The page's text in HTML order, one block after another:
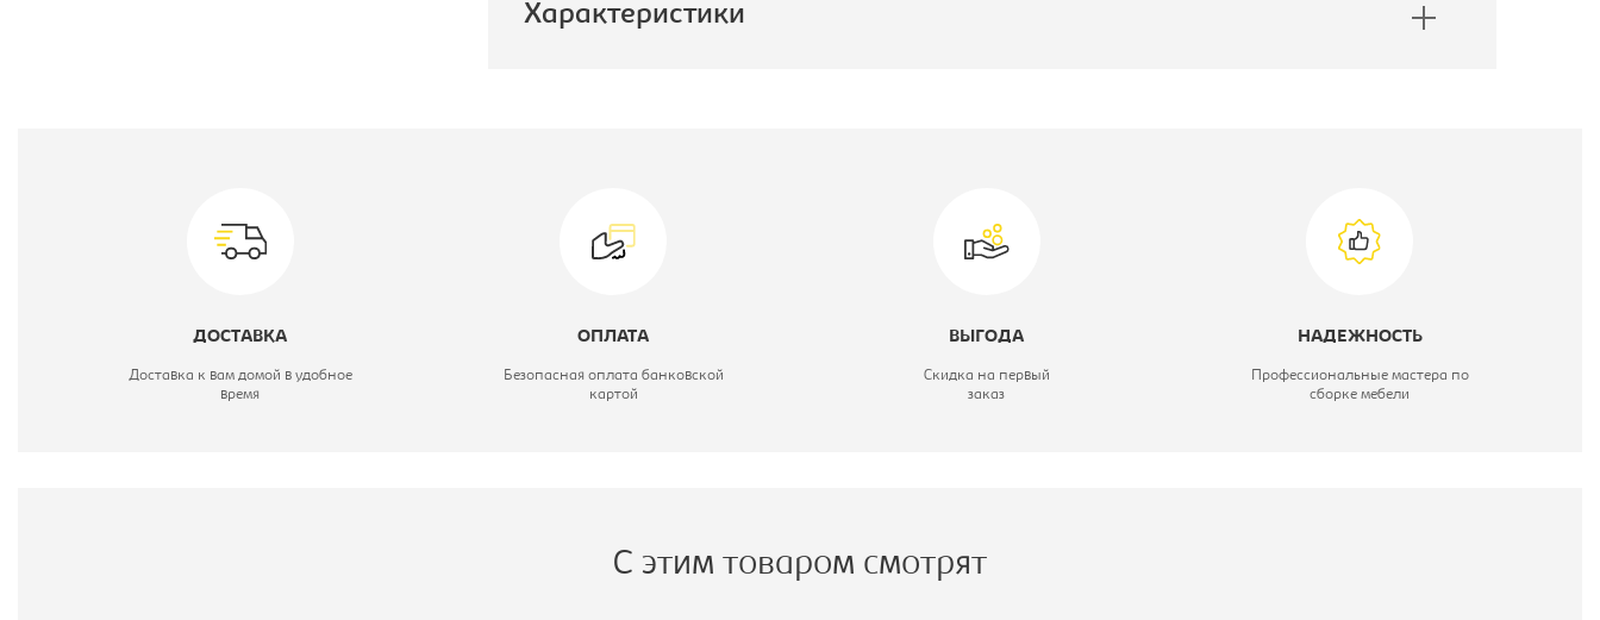
Характеристики
Модель:
ДОСТАВКА
Доставка к вам домой в удобное
время
ОПЛАТА
Безопасная оплата банковской
картой
ВЫГОДА
Скидка на первый
заказ
НАДЕЖНОСТЬ
Профессиональные мастера по
сборке мебели
С этим товаром смотрят